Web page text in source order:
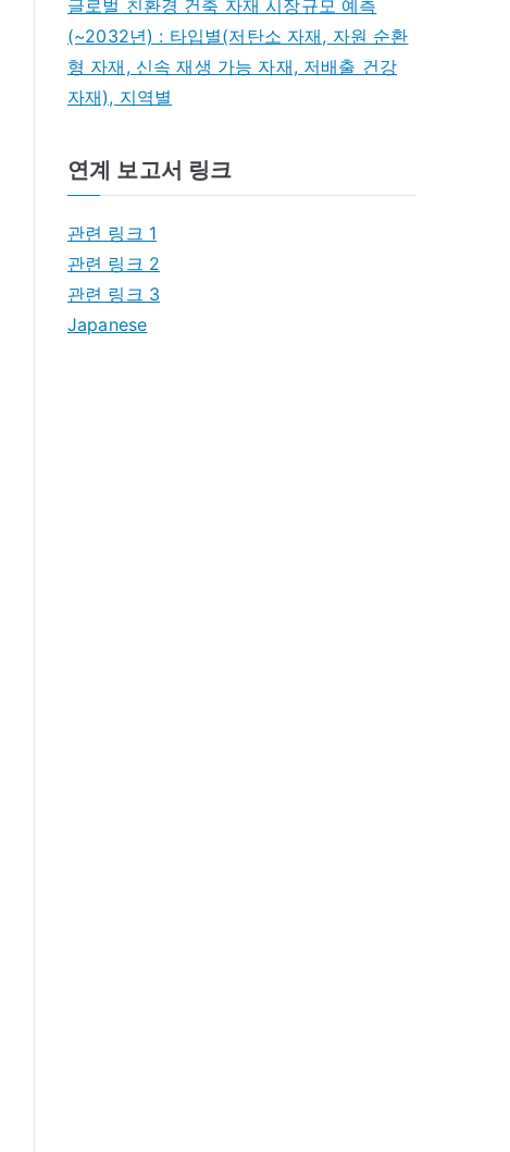
글로벌 친환경 건축 자재 시장규모 예측
(~2032년) : 타입별(저탄소 자재, 자원 순환
형 자재, 신속 재생 가능 자재, 저배출 건강
자재), 지역별
연계 보고서 링크
관련 링크 1
관련 링크 2
관련 링크 3
Japanese